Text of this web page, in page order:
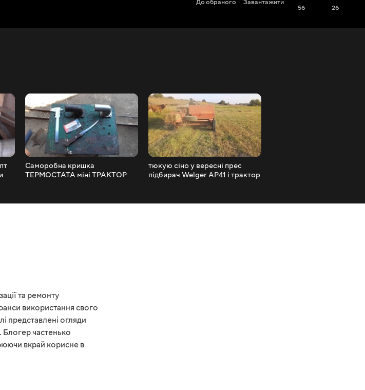
До обраного Завантажити
56 26
Саморобна кришка
ТЕРМОСТАТА міні ТРАКТОР
тюкую сіно у вересні прес
підбирач Welger AP41 і трактор
та ремонту
використання свого
представлені огляди
Блогер частенько
вкрай корисне в